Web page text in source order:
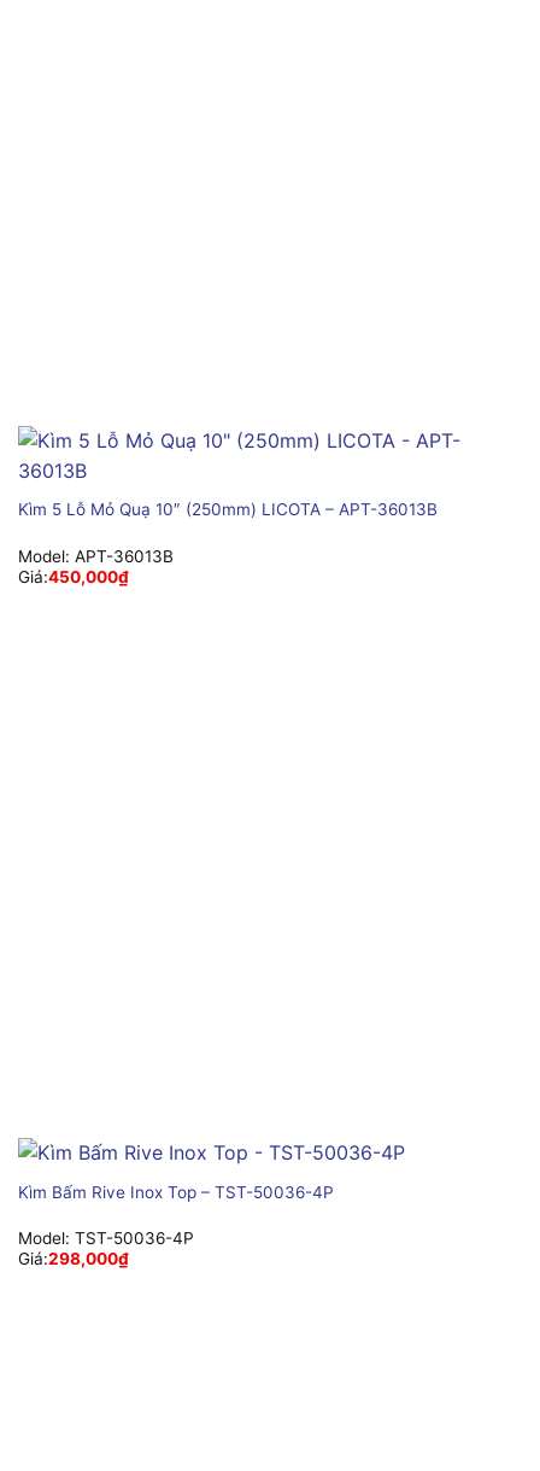
Kìm 5 Lỗ Mỏ Quạ 10″ (250mm) LICOTA – APT-36013B
Model: APT-36013B
Giá:450,000₫
Kìm Bấm Rive Inox Top – TST-50036-4P
Model: TST-50036-4P
Giá:298,000₫